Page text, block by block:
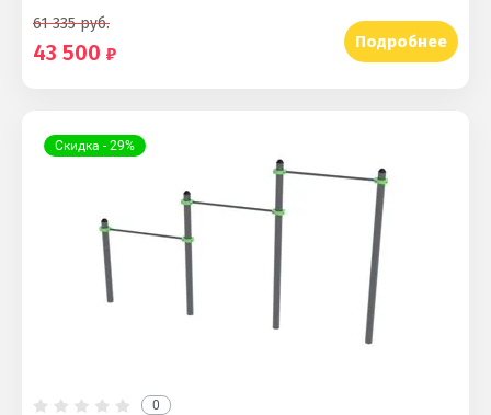
61 335руб.
43 500 Подробнее
Скидка - 29%
0